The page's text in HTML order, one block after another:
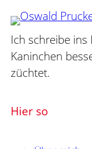
Ich schreibe
Kaninchen
züchtet.
Hier so